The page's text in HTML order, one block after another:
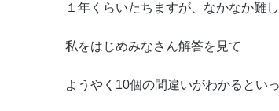
１年くらいたちますが、なかなか難し
私をはじめみなさん解答を見て
ようやく10個の間違いがわかるとい